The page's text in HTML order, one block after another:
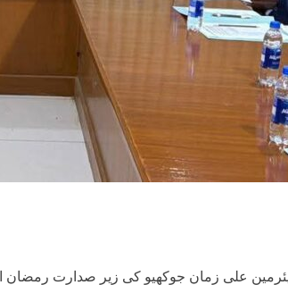
علی زمان جوکھیو کی زیرِ صدارت رمضان